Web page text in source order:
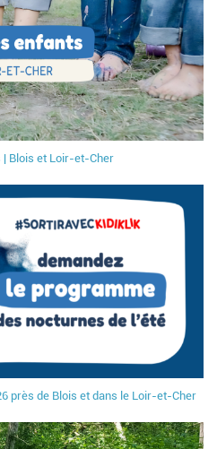
Blois et Loir-et-Cher
près de Blois et dans le Loir-et-Cher